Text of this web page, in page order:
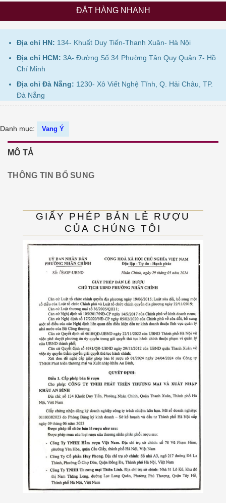
ĐẶT HÀNG NHANH
Địa chỉ HN: 134- Khuất Duy Tiến-Thanh Xuân- Hà Nội
Địa chỉ HCM: 3A- Đường Số 34 Phường Tân Quy Quận 7- Hồ
Chí Minh
Địa chỉ Đà Nẵng: 1230- Xô Viết Nghệ Tĩnh, Q. Hải Châu, TP.
Đà Nẵng
Danh mục: Vang Ý
MÔ TẢ
THÔNG TIN BỔ SUNG
GIẤY PHÉP BẢN LẺ RƯỢU
CỦA CHÚNG TÔI